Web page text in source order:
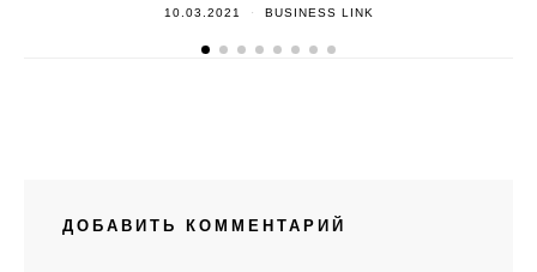
10.03.2021 BUSINESS LINK
ДОБАВИТЬ КОММЕНТАРИЙ